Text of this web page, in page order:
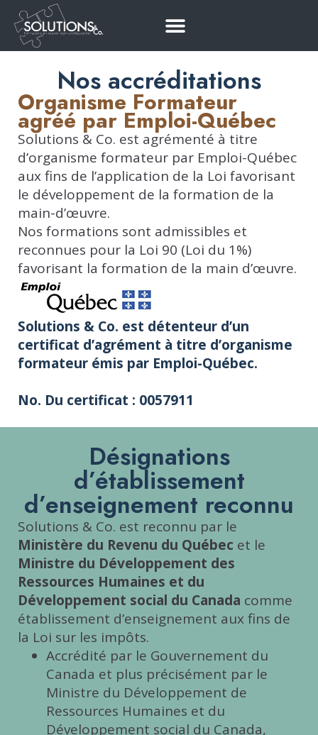
Nos accréditations
Organisme Formateur
agréé par Emploi-Québec
Solutions & Co. est agrémenté à titre
d’organisme formateur par Emploi-Québec
aux fins de l’application de la Loi favorisant
le développement de la formation de la
main-d’œuvre.
Nos formations sont admissibles et
reconnues pour la Loi 90 (Loi du 1%)
favorisant la formation de la main d’œuvre.
Solutions & Co. est détenteur d’un
certificat d’agrément à titre d’organisme
formateur émis par Emploi-Québec.
No. Du certificat : 0057911
Désignations
d’établissement
d’enseignement reconnu
Solutions & Co. est reconnu par le
Ministère du Revenu du Québec et le
Ministre du Développement des
Ressources Humaines et du
Développement social du Canada comme
établissement d’enseignement aux fins de
la Loi sur les impôts.
Accrédité par le Gouvernement du
Canada et plus précisément par le
Ministre du Développement de
Ressources Humaines et du
Développement social du Canada,